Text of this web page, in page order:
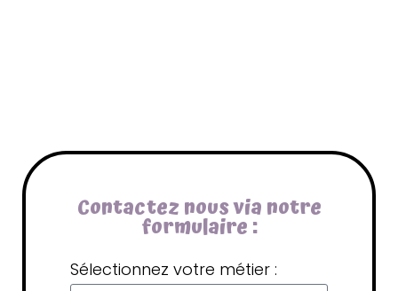
Contactez nous via notre
formulaire :
Sélectionnez votre métier :